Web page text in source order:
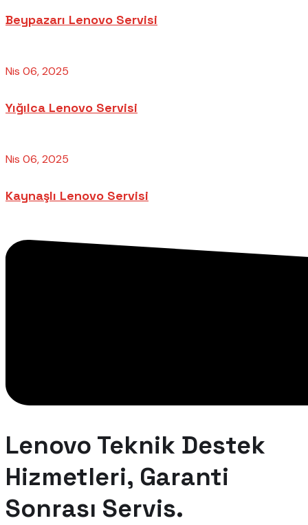
Beypazarı Lenovo Servisi
Nis 06, 2025
Yığılca Lenovo Servisi
Nis 06, 2025
Kaynaşlı Lenovo Servisi
Lenovo Teknik Destek
Hizmetleri, Garanti
Sonrası Servis.